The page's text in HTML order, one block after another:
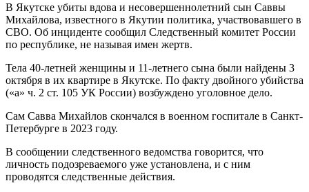
В Якутске убиты вдова и несовершеннолетний сын Саввы
Михайлова, известного в Якутии политика, участвовавшего в
СВО. Об инциденте сообщил Следственный комитет России
по республике, не называя имен жертв.
Тела 40-летней женщины и 11-летнего сына были найдены 3
октября в их квартире в Якутске. По факту двойного убийства
(«а» ч. 2 ст. 105 УК России) возбуждено уголовное дело.
Сам Савва Михайлов скончался в военном госпитале в Санкт-
Петербурге в 2023 году.
В сообщении следственного ведомства говорится, что
личность подозреваемого уже установлена, и с ним
проводятся следственные действия.